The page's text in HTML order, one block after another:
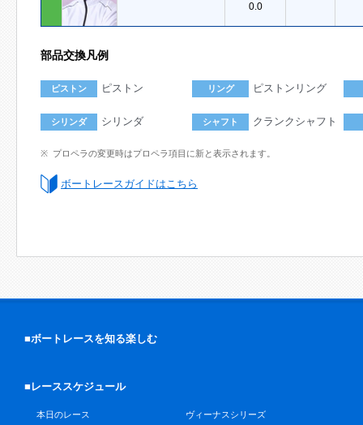
0.0
部品交換凡例
ピストン ピストン リング ピストンリング
シリンダ シリンダ シャフト クランクシャフト
プロペラの変更時はプロペラ項目に新と表示されます。
ボートレースガイドはこちら
■ボートレースを知る楽しむ
■レーススケジュール
本日のレース
ヴィーナスシリーズ